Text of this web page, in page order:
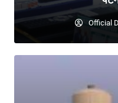
Official